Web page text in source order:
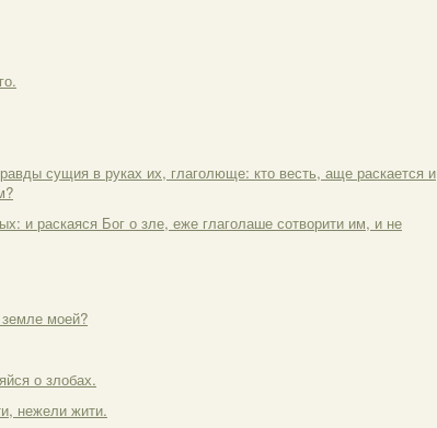
сущия в руках их, глаголюще: кто весть, аще раскается и
и раскаяся Бог о зле, еже глаголаше сотворити им, и не
моей?
о злобах.
нежели жити.